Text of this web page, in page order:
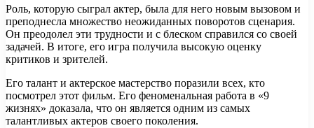
Роль, которую сыграл актер, была для него новым вызовом и
преподнесла множество неожиданных поворотов сценария.
Он преодолел эти трудности и с блеском справился со своей
задачей. В итоге, его игра получила высокую оценку
критиков и зрителей.
Его талант и актерское мастерство поразили всех, кто
посмотрел этот фильм. Его феноменальная работа в «9
жизнях» доказала, что он является одним из самых
талантливых актеров своего поколения.